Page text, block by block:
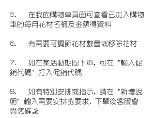
5. 在我的購物車頁面可查看已加入購物
車的每月花材名稱及金額得資料
6. 有需要可調節花材數量或移除花材
7. 如在某活動期間下單, 可在 "輸入促
銷代碼" 打入促銷代碼
8. 如有特別安排或指示, 請在 "新增說
明" 輸入需要安排的要求, 下單後客服會
與您確認